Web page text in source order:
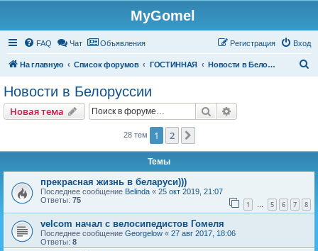
MyGomel
FAQ Чат Объявления Вход
Регистрация
На главную Список форумов ГОСТИННАЯ Новости в Белоруссии
Новости в Белоруссии
Новая тема
Новаятема Поиск
28 тем 1 2
Темы
прекрасная жизнь в беларуси)))
Последнее сообщение Belinda « 25 окт 2019, 21:07
Ответы: 75 1 … 5 6 7 8
velcom начал с велосипедистов Гомеля
Последнее сообщение Georgelow « 27 авг 2017, 18:06
Ответы: 8